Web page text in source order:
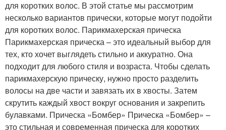
для коротких волос. В этой статье мы рассмотрим
несколько вариантов прически, которые могут подойти
для коротких волос. Парикмахерская прическа
Парикмахерская прическа – это идеальный выбор для
тех, кто хочет выглядеть стильно и аккуратно. Она
подходит для любого стиля и возраста. Чтобы сделать
парикмахерскую прическу, нужно просто разделить
волосы на две части и завязать их в хвосты. Затем
скрутить каждый хвост вокруг основания и закрепить
булавками. Прическа «Бомбер» Прическа «Бомбер» –
это стильная и современная прическа для коротких